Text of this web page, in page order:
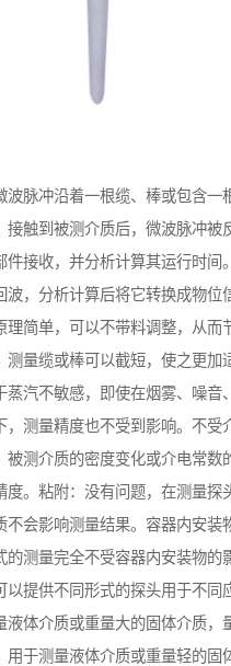
波脉冲沿着一根缆、棒或包含一
接触到被测介质后，微波脉冲被
件接收，并分析计算其运行时间
波，分析计算后将它转换成物位
理简单，可以不带料调整，从而
测量缆或棒可以截短，使之更加
蒸汽不敏感，即使在烟雾、噪音
，测量精度也不受到影响。不受
被测介质的密度变化或介电常数
度。粘附：没有问题，在测量探
不会影响测量结果。容器内安装
的测量完全不受容器内安装物的
以提供不同形式的探头用于不同
液体介质或重量大的固体介质，
用于测量液体介质或重量轻的固